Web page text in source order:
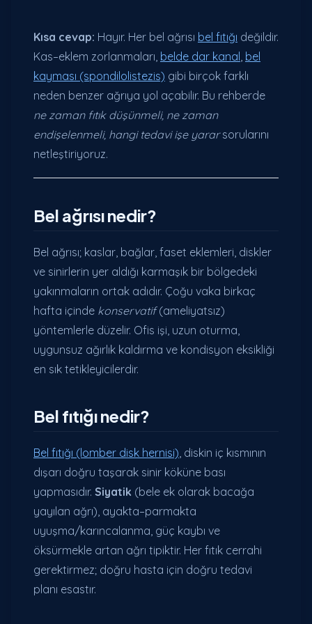
Kısa cevap: Hayır. Her bel ağrısı bel fıtığı değildir.
Kas–eklem zorlanmaları, belde dar kanal bel
kayması (spondilolistezis) gibi birçok farklı
neden benzer ağrıya yol açabilir. Bu rehberde
ne zaman fıtık düşünmeli, ne zaman
endişelenmeli, hangi tedavi işe yararsorularını
netleştiriyoruz.
Bel ağrısı nedir?
Bel ağrısı; kaslar, bağlar, faset eklemleri, diskler
ve sinirlerin yer aldığı karmaşık bir bölgedeki
yakınmaların ortak adıdır. Çoğu vaka birkaç
hafta içinde konservatif(ameliyatsız)
yöntemlerle düzelir. Ofis işi, uzun oturma,
uygunsuz ağırlık kaldırma ve kondisyon eksikliği
en sık tetikleyicilerdir.
Bel fıtığı nedir?
Bel fıtığı (lomber disk hernisi) , diskin iç kısmının
dışarı doğru taşarak sinir köküne bası
yapmasıdır. Siyatik (bele ek olarak bacağa
yayılan ağrı), ayakta–parmakta
uyuşma/karıncalanma, güç kaybı ve
öksürmekle artan ağrı tipiktir. Her fıtık cerrahi
gerektirmez; doğru hasta için doğru tedavi
planı esastır.